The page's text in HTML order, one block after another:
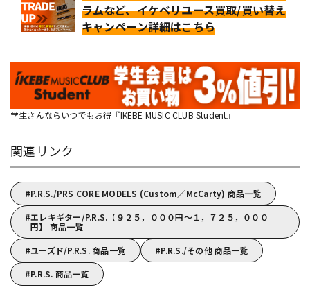
ラムなど、イケベリユース買取/買い替え
キャンペーン詳細はこちら
学生さんならいつでもお得『IKEBE MUSIC CLUB Student』
関連リンク
P.R.S./PRS CORE MODELS (Custom／McCarty) 商品一覧
エレキギター/P.R.S.【９２５，０００円～１，７２５，０００
円】 商品一覧
ユーズド/P.R.S. 商品一覧
P.R.S./その他 商品一覧
P.R.S. 商品一覧